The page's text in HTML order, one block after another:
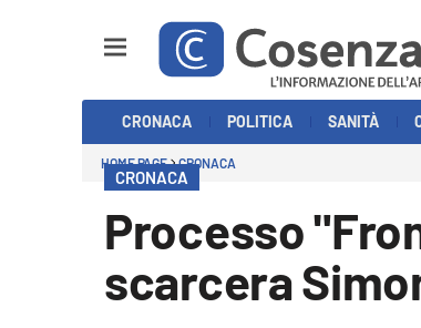
Economia e Lavoro
CRONACA POLITICA SANITÀ
HOME PAGE CRONACA
CRONACA
Processo
scarcera